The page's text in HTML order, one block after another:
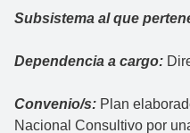
Subsistema al que
Dependencia a cargo:
Convenio/s: Plan
Nacional Consultivo por